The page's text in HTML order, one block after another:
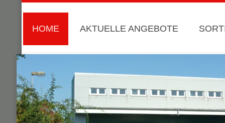
HOME AKTUELLE ANGEBOTE